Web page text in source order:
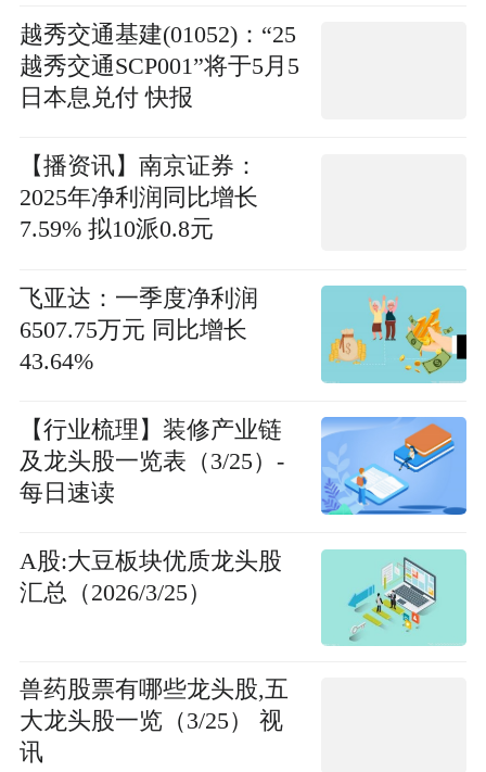
越秀交通基建(01052)：“25
越秀交通SCP001”将于5月5
日本息兑付 快报
【播资讯】南京证券：
2025年净利润同比增长
7.59% 拟10派0.8元
飞亚达：一季度净利润
6507.75万元 同比增长
43.64%
【行业梳理】装修产业链
及龙头股一览表（3/25）-
每日速读
A股:大豆板块优质龙头股
汇总（2026/3/25）
兽药股票有哪些龙头股,五
大龙头股一览（3/25） 视
讯